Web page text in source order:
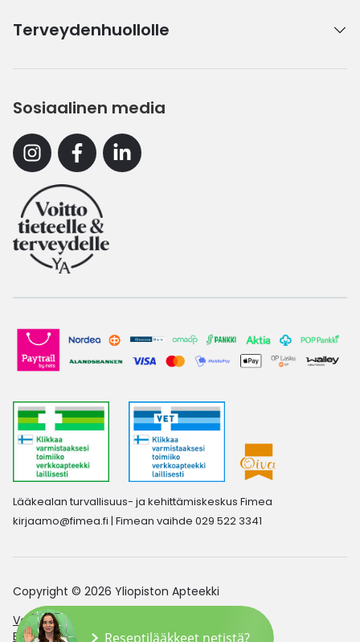
Reseptilääkkeet netistä?
Terveydenhuollolle
Sosiaalinen media
InstagramFacebookLinkedin
Lääkealan turvallisuus- ja kehittämiskeskus Fimea
kirjaamo@fimea.fi | Fimean vaihde 029 522 3341
Copyright © 2026 Yliopiston Apteekki
Verkkoapteekin saavutettavuusseloste
Evästeasetukset